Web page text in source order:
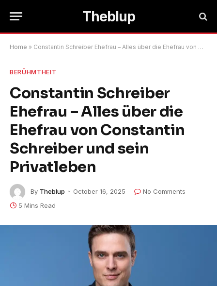
Theblup
Home » Constantin Schreiber Ehefrau – Alles über die Ehefrau von Constantin Schreiber und sein Privatleben
BERÜHMTHEIT
Constantin Schreiber
Ehefrau – Alles über die
Ehefrau von Constantin
Schreiber und sein
Privatleben
By Theblup October 16, 2025
No Comments
5 Mins Read